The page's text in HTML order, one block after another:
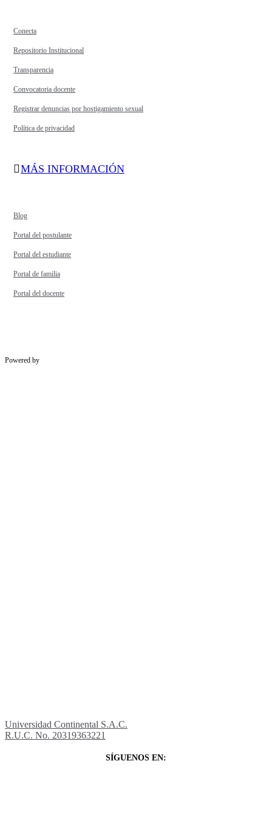
Conecta
Repositorio Institucional
Transparencia
Convocatoria docente
Registrar denuncias por hostigamiento sexual
Política de privacidad
MÁS INFORMACIÓN
Blog
Portal del postulante
Portal del estudiante
Portal de familia
Portal del docente
Powered by
Universidad Continental S.A.C.
R.U.C. No. 20319363221
SÍGUENOS EN: